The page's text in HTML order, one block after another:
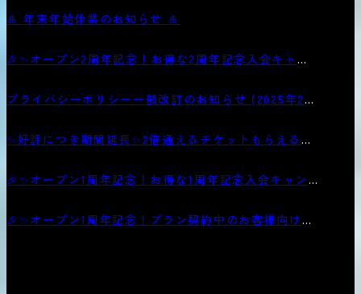
🎍 年末年始休業のお知らせ 🎍
🎉✨オープン2周年記念！お得な2周年記念入会キャン
プライバシーポリシー一部改訂のお知らせ (2025年2月
✨好評につき期間延長✨2倍通えるチケットもらえるお
🎉✨オープン1周年記念！お得な1周年記念入会キャン
🎉✨オープン1周年記念！プラン契約中のお客様向けキ